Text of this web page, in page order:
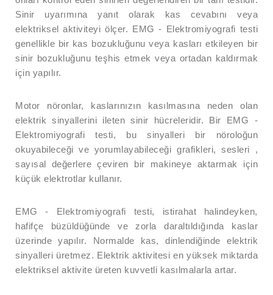
- Periferik Nöropati
- Beyinle İlgili Enfeksiyonlar- Tümörler- Dejeneratif
- EMG - Elektromiyografi
- EEG Çekimi - Elektroensefalogram
- Görsel Uyarılmış Potansiyeller - VEP Testi
Sinir uyarımına yanıt olarak kas cevabını veya
elektriksel aktiviteyi ölçer. EMG - Elektromiyografi testi
genellikle bir kas bozukluğunu veya kasları etkileyen bir
sinir bozukluğunu teşhis etmek veya ortadan kaldırmak
için yapılır.
Motor nöronlar, kaslarınızın kasılmasına neden olan
elektrik sinyallerini ileten sinir hücreleridir. Bir EMG -
Elektromiyografi testi, bu sinyalleri bir nöroloğun
okuyabileceği ve yorumlayabileceği grafikleri, sesleri ,
sayısal değerlere çeviren bir makineye aktarmak için
küçük elektrotlar kullanır.
EMG - Elektromiyografi testi, istirahat halindeyken,
hafifçe büzüldüğünde ve zorla daraltıldığında kaslar
üzerinde yapılır. Normalde kas, dinlendiğinde elektrik
sinyalleri üretmez. Elektrik aktivitesi en yüksek miktarda
elektriksel aktivite üreten kuvvetli kasılmalarla artar.